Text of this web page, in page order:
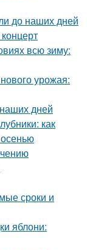
до наших дней
всю зиму:
урожая:
дней
как
сроки и
яблони: